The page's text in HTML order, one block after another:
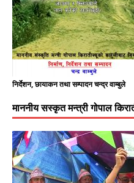
निर्देशन, छायाकन तथा सम्पादन चन्द्र वाम्बुले
माननीय सस्कृत मन्त्री गोपाल